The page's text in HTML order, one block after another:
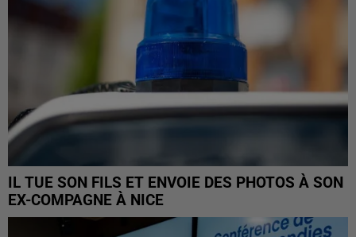
IL TUE SON FILS ET ENVOIE DES PHOTOS À SON
EX-COMPAGNE À NICE